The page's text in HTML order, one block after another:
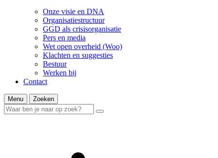
Onze visie en DNA
Organisatiestructuur
GGD als crisisorganisatie
Pers en media
Wet open overheid (Woo)
Klachten en suggesties
Bestuur
Werken bij
Contact
Menu Zoeken